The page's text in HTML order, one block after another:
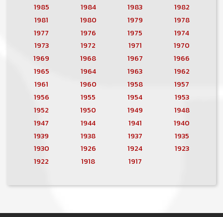
1985
1984 1983
1982
1981
1980 1979
1978
1977
1976 1975
1974
1973
1972 1971
1970
1969
1968 1967
1966
1965
1964 1963
1962
1961
1960 1958
1957
1956
1955 1954
1953
1952
1950 1949
1948
1947
1944 1941
1940
1939
1938 1937
1935
1930
1926 1924
1923
1922
1918 1917